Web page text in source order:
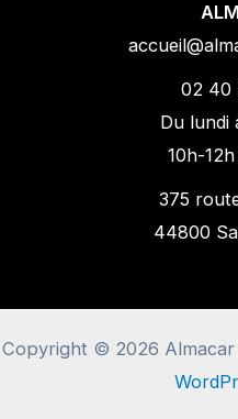
02 40
Du lundi
10h-
375
44800
Copyright © 2026